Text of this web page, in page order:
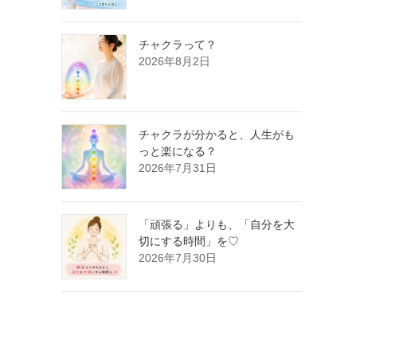
チャクラって？
2026年8月2日
チャクラが分かると、人生がも
っと楽になる？
2026年7月31日
「頑張る」よりも、「自分を大
切にする時間」を♡
2026年7月30日